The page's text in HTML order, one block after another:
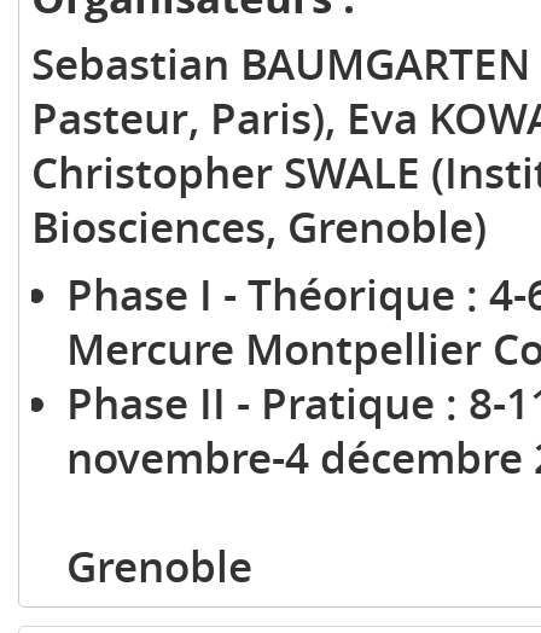
Sebastian
Pasteur, Paris), Eva
Christopher SWALE
Biosciences, Grenoble)
Phase I - Théorique :
Mercure Montpellier
Phase II - Pratique : 8-
novembre-4
Grenoble